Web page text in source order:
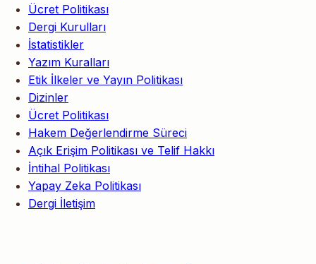
Ücret Politikası
Dergi Kurulları
İstatistikler
Yazım Kuralları
Etik İlkeler ve Yayın Politikası
Dizinler
Ücret Politikası
Hakem Değerlendirme Süreci
Açık Erişim Politikası ve Telif Hakkı
İntihal Politikası
Yapay Zeka Politikası
Dergi İletişim